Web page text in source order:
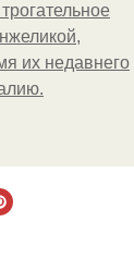
их недавнего